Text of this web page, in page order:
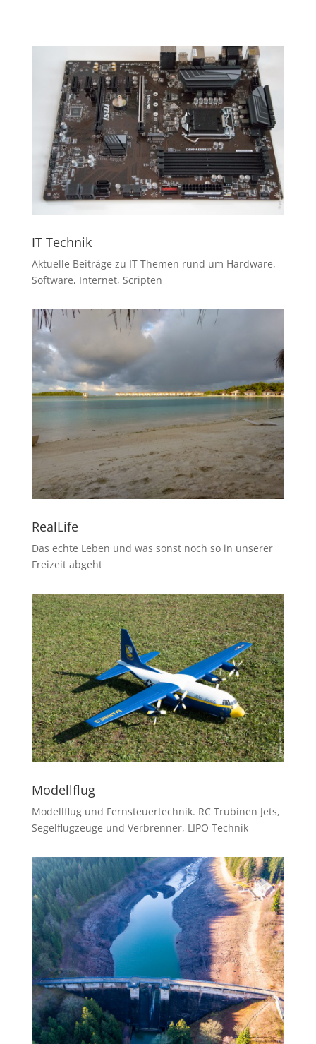
IT Technik
Aktuelle Beiträge zu IT Themen rund um Hardware,
Software, Internet, Scripten
RealLife
Das echte Leben und was sonst noch so in unserer
Freizeit abgeht
Modellflug
Modellflug und Fernsteuertechnik. RC Trubinen Jets,
Segelflugzeuge und Verbrenner, LIPO Technik